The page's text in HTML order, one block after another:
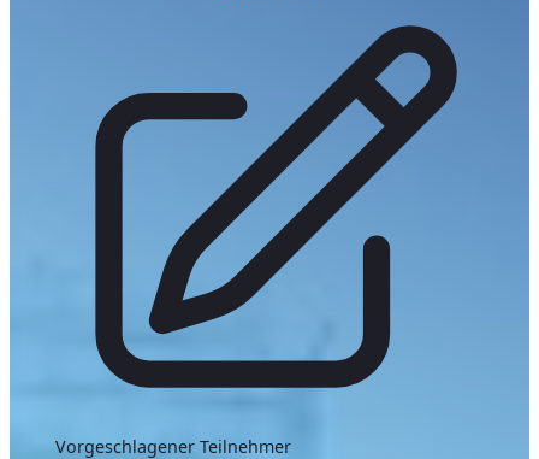
Vorgeschlagener Teilnehmer